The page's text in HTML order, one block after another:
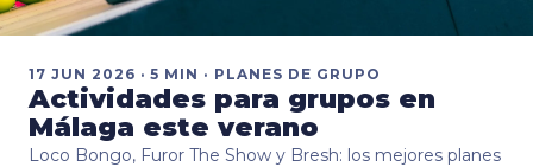
17 JUN 2026 · 5 MIN · PLANES DE GRUPO
Actividades para grupos en
Málaga este verano
Loco Bongo, Furor The Show y Bresh: los mejores planes